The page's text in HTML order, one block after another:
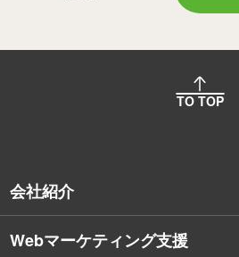
TO TOP
会社紹介
会社概要
Webマーケティング支援